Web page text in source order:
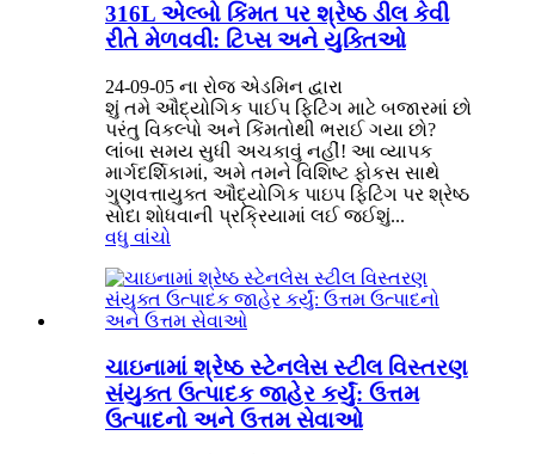
316L એલ્બો કિંમત પર શ્રેષ્ઠ ડીલ કેવી
રીતે મેળવવી: ટિપ્સ અને યુક્તિઓ
24-09-05 ના રોજ એડમિન દ્વારા
શું તમે ઔદ્યોગિક પાઈપ ફિટિંગ માટે બજારમાં છો
પરંતુ વિકલ્પો અને કિંમતોથી ભરાઈ ગયા છો?
લાંબા સમય સુધી અચકાવું નહીં! આ વ્યાપક
માર્ગદર્શિકામાં, અમે તમને વિશિષ્ટ ફોકસ સાથે
ગુણવત્તાયુક્ત ઔદ્યોગિક પાઇપ ફિટિંગ પર શ્રેષ્ઠ
સોદા શોધવાની પ્રક્રિયામાં લઈ જઈશું...
વધુ વાંચો
ચાઇનામાં શ્રેષ્ઠ સ્ટેનલેસ સ્ટીલ વિસ્તરણ
સંયુક્ત ઉત્પાદક જાહેર કર્યું: ઉત્તમ
ઉત્પાદનો અને ઉત્તમ સેવાઓ